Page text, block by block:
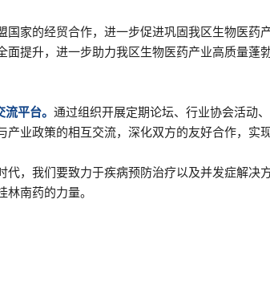
国家的经贸合作，进一步促进巩固我区生物医药
面提升，进一步助力我区生物医药产业高质量
流平台。通过组织开展定期论坛、行业协会活动
业政策的相互交流，深化双方的友好合作，实
，我们要致力于疾病预防治疗以及并发症解
南药的力量。